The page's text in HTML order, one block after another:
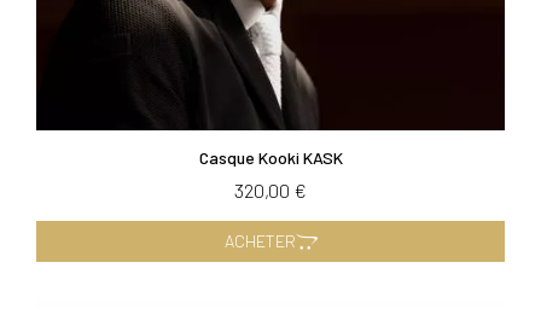
Casque Kooki KASK
320,00 €
ACHETER